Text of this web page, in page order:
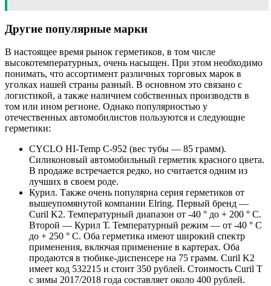
Другие популярные марки
В настоящее время рынок герметиков, в том числе
высокотемпературных, очень насыщен. При этом необходимо
понимать, что ассортимент различных торговых марок в
уголках нашей страны разный. В основном это связано с
логистикой, а также наличием собственных производств в
том или ином регионе. Однако популярностью у
отечественных автомобилистов пользуются и следующие
герметики:
CYCLO HI-Temp C-952 (вес тубы — 85 грамм).
Силиконовый автомобильный герметик красного цвета.
В продаже встречается редко, но считается одним из
лучших в своем роде.
Курил. Также очень популярна серия герметиков от
вышеупомянутой компании Elring. Первый бренд —
Curil K2. Температурный диапазон от -40 ° до + 200 ° С.
Второй — Курил Т. Температурный режим — от -40 ° С
до + 250 ° С. Оба герметика имеют широкий спектр
применения, включая применение в картерах. Оба
продаются в тюбике-диспенсере на 75 грамм. Curil K2
имеет код 532215 и стоит 350 рублей. Стоимость Curil T
с зимы 2017/2018 года составляет около 400 рублей.